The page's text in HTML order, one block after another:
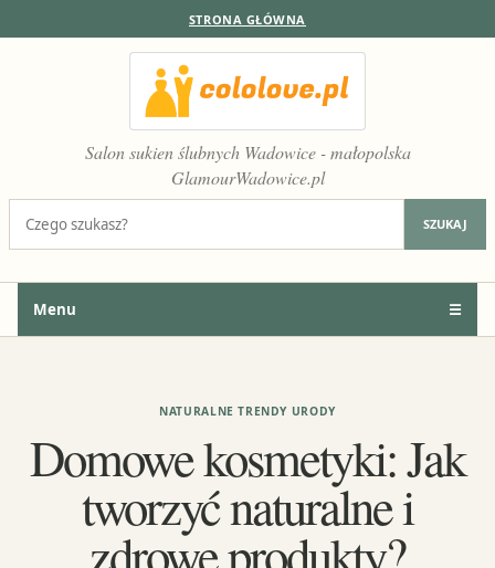
STRONA GŁÓWNA
Salon sukien ślubnych Wadowice - małopolska
GlamourWadowice.pl
SZUKAJ
Menu ☰
NATURALNE TRENDY URODY
Domowe kosmetyki: Jak
tworzyć naturalne i